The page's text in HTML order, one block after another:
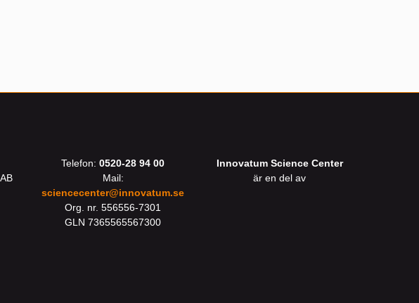
Telefon:0520-28 94 00
Mail:
sciencecenter@innovatum.se
Org. nr. 556556-7301
GLN 7365565567300
Innovatum Science Center
är en del av